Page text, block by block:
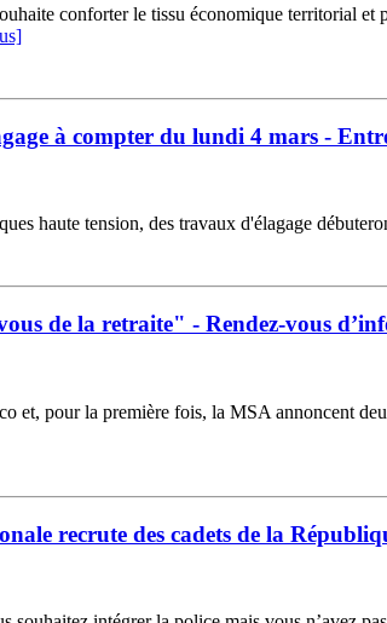
conforter le tissu économique territorial
à compter du lundi 4 mars -
haute tension, des travaux d'élagage
de la retraite" - Rendez-vous
et, pour la première fois, la MSA annoncent
recrute des cadets de la